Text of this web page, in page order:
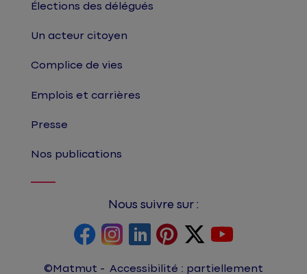
Élections des délégués
Un acteur citoyen
Complice de vies
Emplois et carrières
Presse
Nos publications
Nous suivre sur :
©Matmut Accessibilité : partiellement